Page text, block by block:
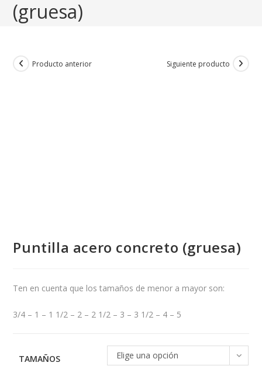
(gruesa)
Producto anterior Siguiente producto
Puntilla acero concreto (gruesa)
Ten en cuenta que los tamaños de menor a mayor son:
3/4 – 1 – 1 1/2 – 2 – 2 1/2 – 3 – 3 1/2 – 4 – 5
TAMAÑOS
Elige una opción